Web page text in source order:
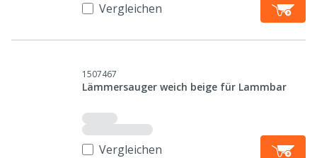
Vergleichen
1507467
Lämmersauger weich beige für Lammbar
Vergleichen